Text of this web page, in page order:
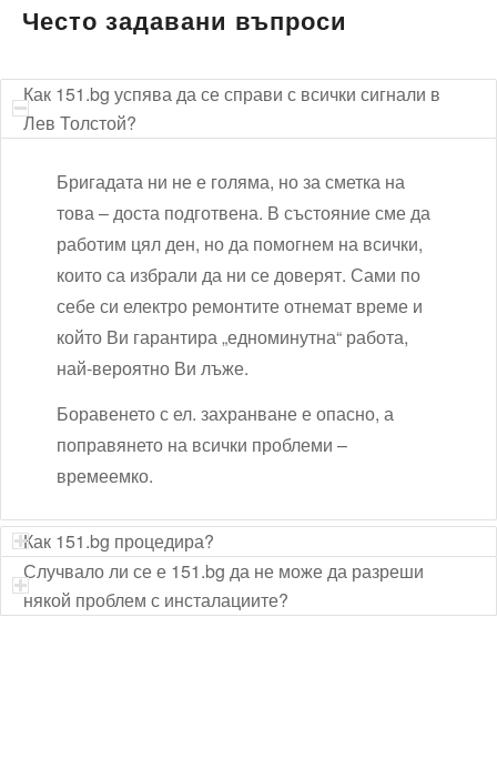
Често задавани въпроси
Как 151.bg успява да се справи с всички сигнали в
Лев Толстой?
Бригадата ни не е голяма, но за сметка на
това – доста подготвена. В състояние сме да
работим цял ден, но да помогнем на всички,
които са избрали да ни се доверят. Сами по
себе си електро ремонтите отнемат време и
който Ви гарантира „едноминутна“ работа,
най-вероятно Ви лъже.
Боравенето с ел. захранване е опасно, а
поправянето на всички проблеми –
времеемко.
Как 151.bg процедира?
Случвало ли се е 151.bg да не може да разреши
някой проблем с инсталациите?